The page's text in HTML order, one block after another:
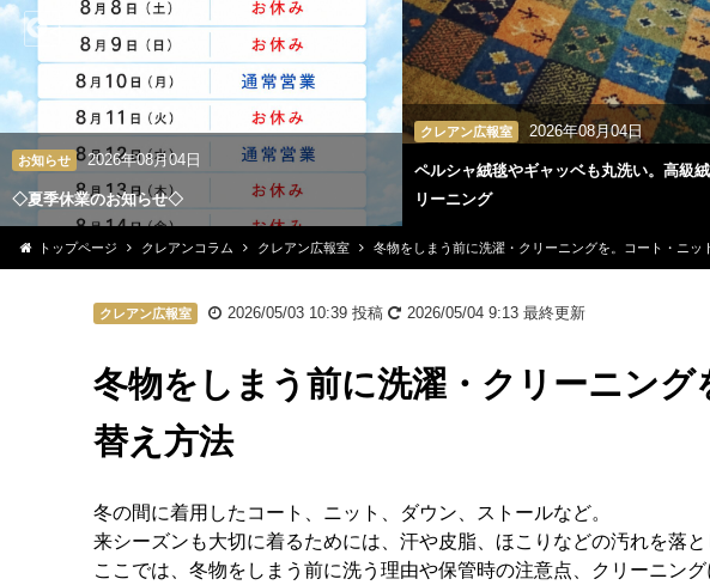
お知らせ 2026年08月04日
◇夏季休業のお知らせ◇
クレアン広報室 2026年08月04日
ペルシャ絨毯やギャッベも丸洗い。高級
リーニング
<
トップページ クレアンコラム クレアン広報室 冬物をしまう前に洗濯・クリーニングを。コート・ニッ
クレアン広報室 2026/05/03 10:39投稿 2026/05/04 9:13最終更新
冬物をしまう前に洗濯・クリーニン
替え方法
冬の間に着用したコート、ニット、ダウン、ストールなど。
来シーズンも大切に着るためには、汗や皮脂、ほこりなどの汚れを落
ここでは、冬物をしまう前に洗う理由や保管時の注意点、クリーニン